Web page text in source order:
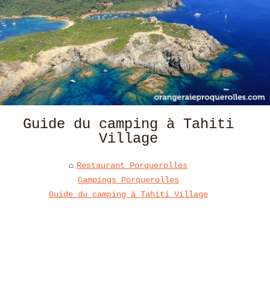
Guide du camping à Tahiti
Village
Restaurant Porquerolles
Campings Porquerolles
Guide du camping à Tahiti Village